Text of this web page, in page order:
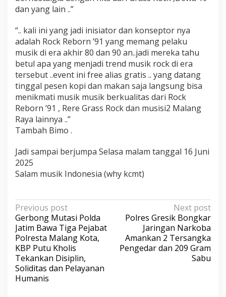
dan yang lain ..”
“.. kali ini yang jadi inisiator dan konseptor nya
adalah Rock Reborn ’91 yang memang pelaku
musik di era akhir 80 dan 90 an..jadi mereka tahu
betul apa yang menjadi trend musik rock di era
tersebut ..event ini free alias gratis .. yang datang
tinggal pesen kopi dan makan saja langsung bisa
menikmati musik musik berkualitas dari Rock
Reborn ’91 , Rere Grass Rock dan musisi2 Malang
Raya lainnya ..”
Tambah Bimo .
Jadi sampai berjumpa Selasa malam tanggal 16 Juni
2025
Salam musik Indonesia (why kcmt)
P
o
s
t
n
a
Previous post
Gerbong Mutasi Polda
Jatim Bawa Tiga Pejabat
Polresta Malang Kota,
KBP Putu Kholis
Tekankan Disiplin,
Soliditas dan Pelayanan
Humanis
Next post
Polres Gresik Bongkar
Jaringan Narkoba
Amankan 2 Tersangka
Pengedar dan 209 Gram
Sabu